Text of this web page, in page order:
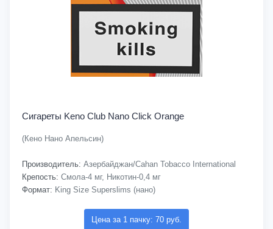
Сигареты Keno Club Nano Click Orange
(Кено Нано Апельсин)
Производитель: Азербайджан/Cahan Tobacco International
Крепость: Смола-4 мг, Никотин-0,4 мг
Формат: King Size Superslims (нано)
Цена за 1 пачку: 70 руб.